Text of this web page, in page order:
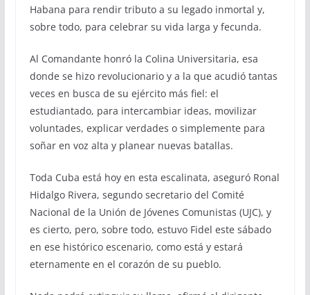
Habana para rendir tributo a su legado inmortal y,
sobre todo, para celebrar su vida larga y fecunda.
Al Comandante honró la Colina Universitaria, esa
donde se hizo revolucionario y a la que acudió tantas
veces en busca de su ejército más fiel: el
estudiantado, para intercambiar ideas, movilizar
voluntades, explicar verdades o simplemente para
soñar en voz alta y planear nuevas batallas.
Toda Cuba está hoy en esta escalinata, aseguró Ronal
Hidalgo Rivera, segundo secretario del Comité
Nacional de la Unión de Jóvenes Comunistas (UJC), y
es cierto, pero, sobre todo, estuvo Fidel este sábado
en ese histórico escenario, como está y estará
eternamente en el corazón de su pueblo.